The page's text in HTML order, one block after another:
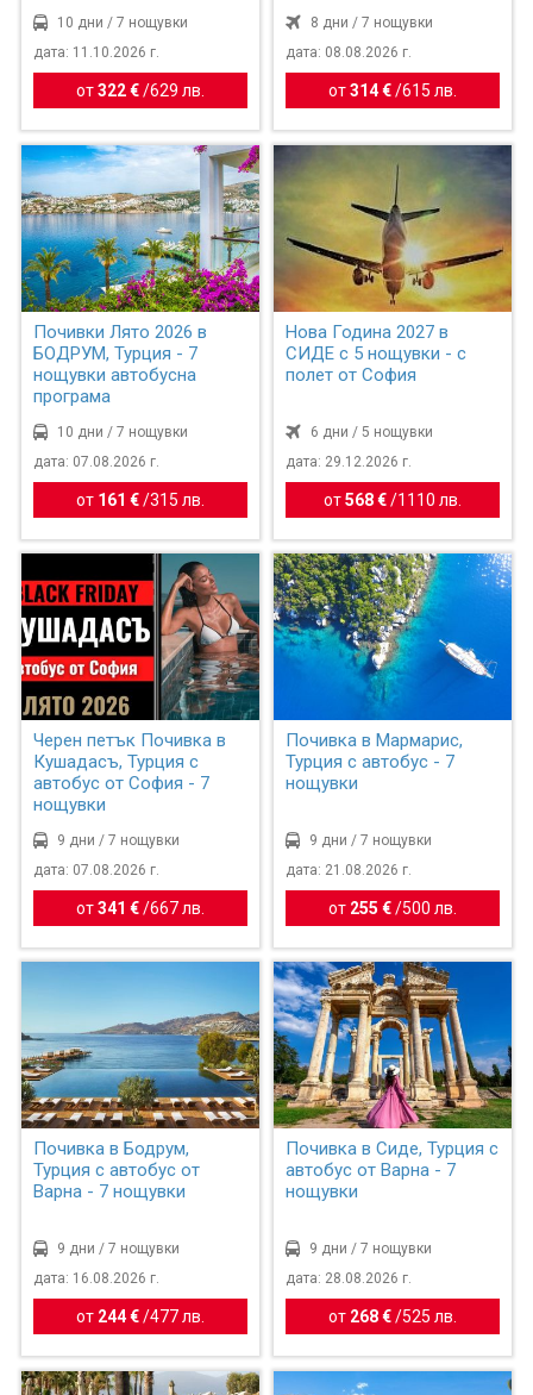
10 дни / 7 нощувки
дата: 11.10.2026 г.
от322 € /629 лв.
8 дни / 7 нощувки
дата: 08.08.2026 г.
от314 €/615 лв.
Почивки Лято 2026 в
БОДРУМ, Турция - 7
нощувки автобусна
програма
10 дни / 7 нощувки
дата: 07.08.2026 г.
от 161 € /315 лв.
Нова Година 2027 в
СИДЕ с 5 нощувки - с
полет от София
6 дни / 5 нощувки
дата: 29.12.2026 г.
от568 €/ 1110 лв.
Черен петък Почивка в
Кушадасъ, Турция с
автобус от София - 7
нощувки
9 дни / 7 нощувки
дата: 07.08.2026 г.
от341 € /667 лв.
Почивка в Мармарис,
Турция с автобус - 7
нощувки
9 дни / 7 нощувки
дата: 21.08.2026 г.
от 255 €/500 лв.
Почивка в Бодрум,
Турция с автобус от
Варна - 7 нощувки
9 дни / 7 нощувки
дата: 16.08.2026 г.
от 244 € /477 лв.
Почивка в Сиде, Турция с
автобус от Варна - 7
нощувки
9 дни / 7 нощувки
дата: 28.08.2026 г.
от 268 €/525 лв.